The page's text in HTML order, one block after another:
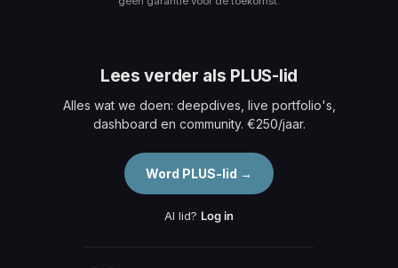
Lees verder als PLUS-lid
Alles wat we doen: deepdives, live portfolio's,
dashboard en community. €250/jaar.
Word PLUS-lid →
Al lid? Log in